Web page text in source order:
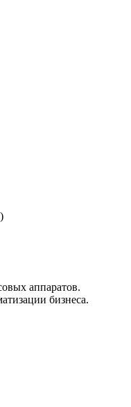
аппаратов.
бизнеса.